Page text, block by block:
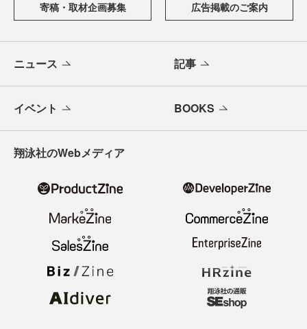
寄稿・取材企画募集 広告掲載のご案内
ニュース 記事
イベント BOOKS
翔泳社のWebメディア